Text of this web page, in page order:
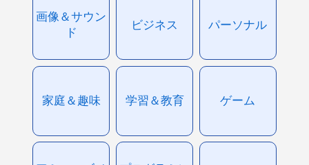
画像＆サウン
ド
ビジネス パーソナル
家庭＆趣味 学習＆教育 ゲーム